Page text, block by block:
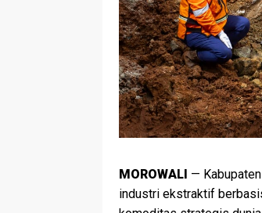
MOROWALI —
industri ekstraktif